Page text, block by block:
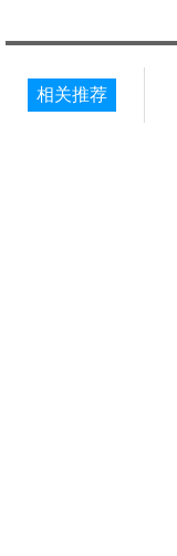
相关推荐